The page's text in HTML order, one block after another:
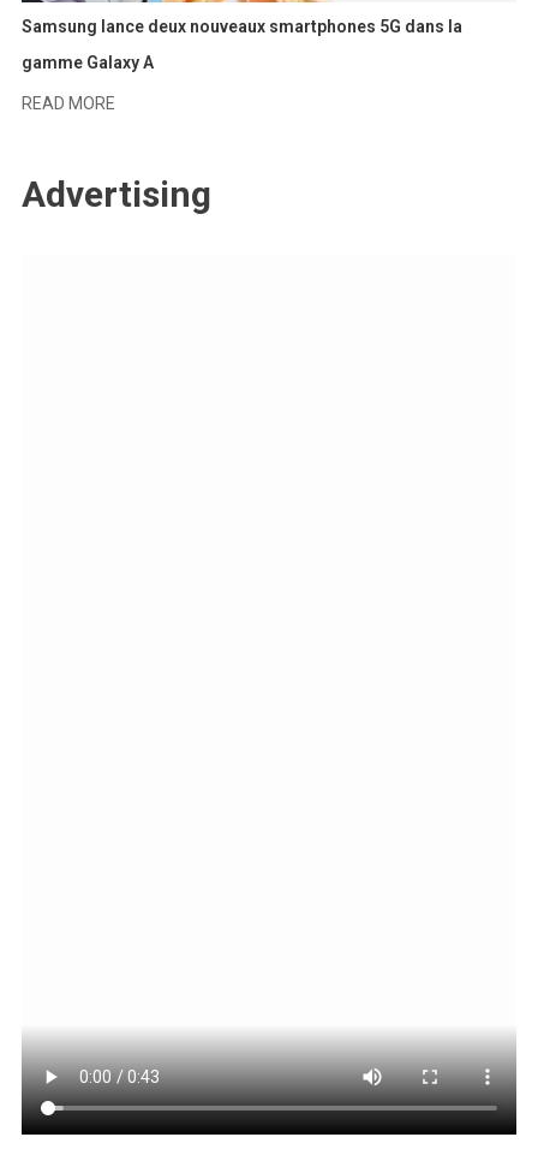
Samsung lance deux nouveaux smartphones 5G dans la
gamme Galaxy A
READ MORE
Advertising